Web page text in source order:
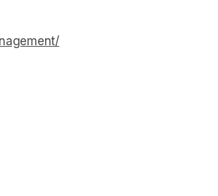
in a new tab)
(opens in a new tab)